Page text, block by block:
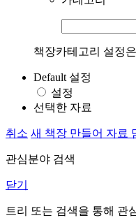
책장카테고리 설정
Default 설정
설정
선택한 자료
취소 새 책장 만들어 자료
관심분야 검색
닫기
트리 또는 검색을 통해 관